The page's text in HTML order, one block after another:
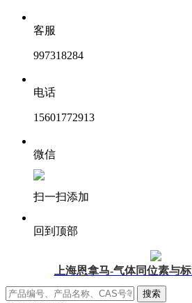
客服
997318284
电话
15601772913
微信
扫一扫添加
回到顶部
上海恩拿马-气体同位素与